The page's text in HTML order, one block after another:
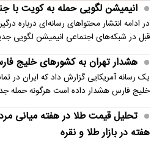
انیمیشن لگویی حمله به کویت با
در ادامه انتشار محتواهای رسانه‌ای درباره
قبل در شبکه‌های اجتماعی انیمیشن لگویی
هشدار تهران به کشورهای خلیج
یک رسانه آمریکایی گزارش داد که ایران در
خلیج فارس هشدار داده است هرگونه حمله
هفته در بازار طلا و نقره